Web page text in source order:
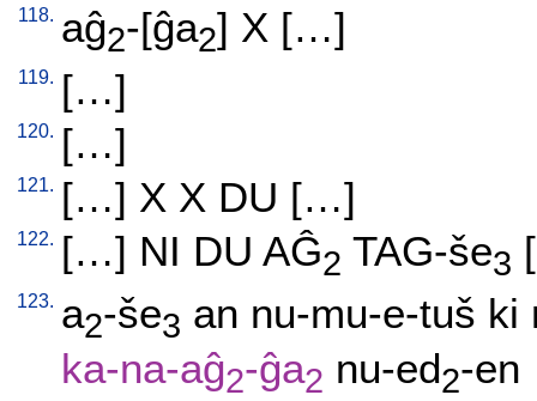
118. aĝ2-[ĝa2] X […]
119. […]
120. […]
121. […] X X DU […]
122. […] NI DU AĜ2 TAG-še3 [
123. a2-še3 an nu-mu-e-tuš ki
ka-na-aĝ2-ĝa2 nu-ed2-en